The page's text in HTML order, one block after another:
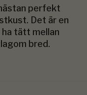
perfekt
Det är en
ha tätt mellan
bred.